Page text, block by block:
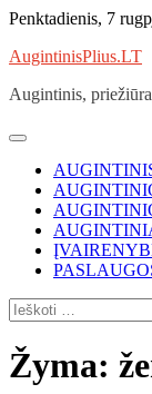
Skip
content
Penktadienis, 7
AugintinisPlius.LT
Augintinis,
Ieškoti:
Žyma: